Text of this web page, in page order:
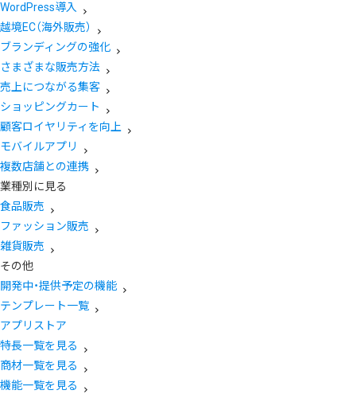
WordPress導入
越境EC（海外販売）
ブランディングの強化
さまざまな販売方法
売上につながる集客
ショッピングカート
顧客ロイヤリティを向上
モバイルアプリ
複数店舗との連携
業種別に見る
食品販売
ファッション販売
雑貨販売
その他
開発中・提供予定の機能
テンプレート一覧
アプリストア
特長一覧を見る
商材一覧を見る
機能一覧を見る